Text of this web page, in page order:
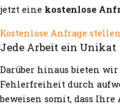
jetzt eine kostenlose
Kostenlose Anfrage stellen
Jede Arbeit ein Unikat
Darüber hinaus bieten
Fehlerfreiheit durch
beweisen somit, dass